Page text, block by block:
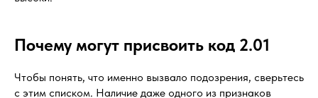
Почему могут присвоить код 2.01
Чтобы понять, что именно вызвало подозрения, сверьтесь
с этим списком. Наличие даже одного из признаков